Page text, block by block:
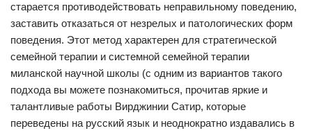
старается противодействовать неправильному поведению,
заставить отказаться от незрелых и патологических форм
поведения. Этот метод характерен для стратегической
семейной терапии и системной семейной терапии
миланской научной школы (с одним из вариантов такого
подхода вы можете познакомиться, прочитав яркие и
талантливые работы Вирджинии Сатир, которые
переведены на русский язык и неоднократно издавались в